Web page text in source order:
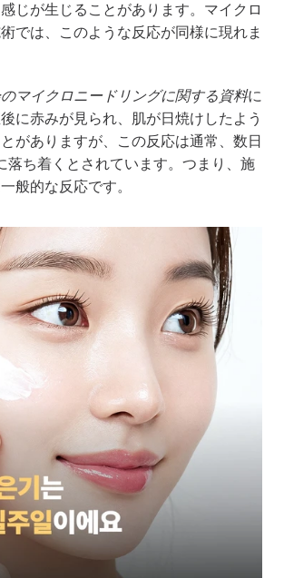
じが生じることがあります。マイクロ
では、このような反応が同様に現れま
マイクロニードリングに関する資料に
に赤みが見られ、肌が日焼けしたよう
がありますが、この反応は通常、数日
落ち着くとされています。つまり、施
般的な反応です。